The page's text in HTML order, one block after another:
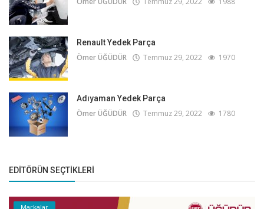
Renault Yedek Parça
Ömer ÜĞÜDÜR Temmuz 29, 2022 1970
Adıyaman Yedek Parça
Ömer ÜĞÜDÜR Temmuz 29, 2022 1780
EDITÖRÜN SEÇTIKLERI
Markalar